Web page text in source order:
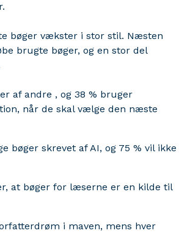
bøger vækster i stor stil. Næsten
brugte bøger, og en stor del
af andre , og 38 % bruger
når de skal vælge den næste
bøger skrevet af AI, og 75 % vil ikke
at bøger for læserne er en kilde til
i maven, mens hver